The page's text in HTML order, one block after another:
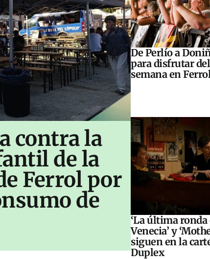
contra la
de la
Ferrol por
de
De Perlío a
para disfrutar
semana en
‘La última ronda
Venecia’ y
siguen en la
Duplex